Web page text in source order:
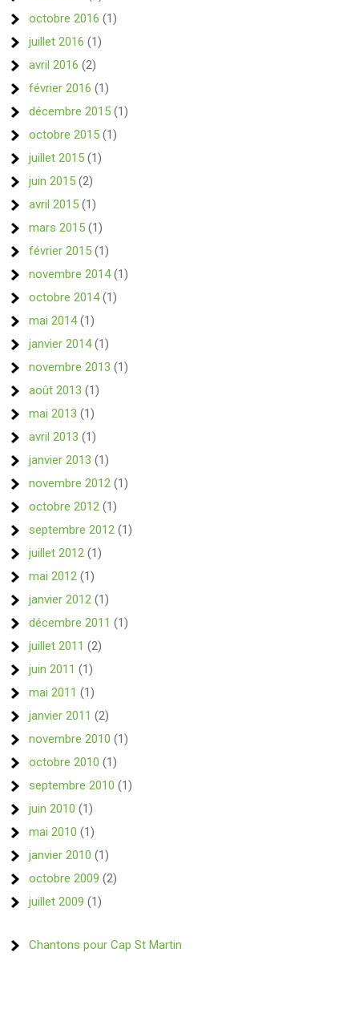
octobre 2016 (1)
juillet 2016 (1)
avril 2016 (2)
février 2016 (1)
décembre 2015 (1)
octobre 2015 (1)
juillet 2015 (1)
juin 2015 (2)
avril 2015 (1)
mars 2015 (1)
février 2015 (1)
novembre 2014(1)
octobre 2014(1)
mai 2014(1)
janvier 2014(1)
novembre 2013 (1)
août 2013 (1)
mai 2013 (1)
avril 2013 (1)
janvier 2013 (1)
novembre 2012 (1)
octobre 2012 (1)
septembre 2012 (1)
juillet 2012 (1)
mai 2012 (1)
janvier 2012 (1)
décembre 2011 (1)
juillet 2011 (2)
juin 2011 (1)
mai 2011 (1)
janvier 2011 (2)
novembre 2010 (1)
octobre 2010 (1)
septembre 2010 (1)
juin 2010 (1)
mai 2010 (1)
janvier 2010 (1)
octobre 2009 (2)
juillet 2009 (1)
Chantons pour Cap St Martin